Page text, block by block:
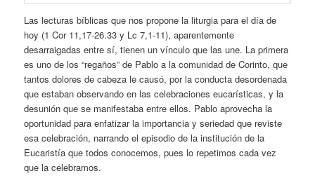
Las lecturas bíblicas que nos propone la liturgia para el día de
hoy (1 Cor 11,17-26.33 y Lc 7,1-11), aparentemente
desarraigadas entre sí, tienen un vínculo que las une. La primera
es uno de los “regaños” de Pablo a la comunidad de Corinto, que
tantos dolores de cabeza le causó, por la conducta desordenada
que estaban observando en las celebraciones eucarísticas, y la
desunión que se manifestaba entre ellos. Pablo aprovecha la
oportunidad para enfatizar la importancia y seriedad que reviste
esa celebración, narrando el episodio de la institución de la
Eucaristía que todos conocemos, pues lo repetimos cada vez
que la celebramos.